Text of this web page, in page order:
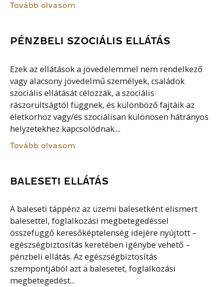
Tovább olvasom
PÉNZBELI SZOCIÁLIS ELLÁTÁS
Ezek az ellátások a jövedelemmel nem rendelkező
vagy alacsony jövedelmű személyek, családok
szociális ellátását célozzák, a szociális
rászorultságtól függnek, és különböző fajtáik az
életkorhoz vagy/és szociálisan különösen hátrányos
helyzetekhez kapcsolódnak....
Tovább olvasom
BALESETI ELLÁTÁS
A baleseti táppénz az üzemi balesetként elismert
balesettel, foglalkozási megbetegedéssel
összefüggő keresőképtelenség idejére nyújtott –
egészségbiztosítás keretében igénybe vehető –
pénzbeli ellátás. Az egészségbiztosítás
szempontjából azt a balesetet, foglalkozási
megbetegedést...